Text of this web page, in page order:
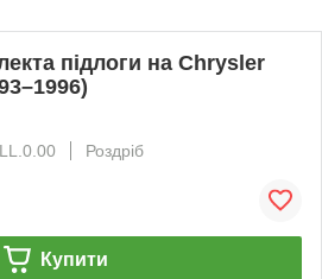
підлоги на Chrysler
Роздріб
Купити